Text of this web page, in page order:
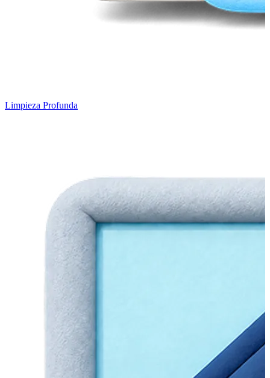
Limpieza Profunda